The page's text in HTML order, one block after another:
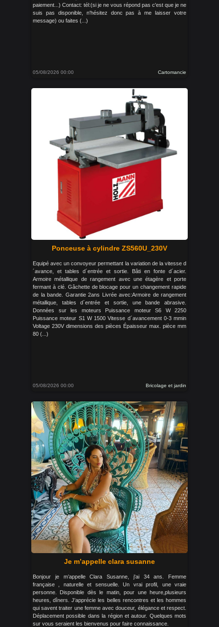
paiement...) Contact: tél:(si je ne vous répond pas c'est que je ne
suis pas disponible, n'hésitez donc pas à me laisser votre
message) ou faites (...)
05/08/2026 00:00 Cartomancie
Ponceuse à cylindre ZS560U_230V
Equipé avec un convoyeur permettant la variation de la vitesse d
´avance, et tables d´entrée et sortie. Bâti en fonte d´acier.
Armoire métallique de rangement avec une étagère et porte
fermant à clé. Gâchette de blocage pour un changement rapide
de la bande. Garantie 2ans Livrée avec:Armoire de rangement
métallique, tables d´entrée et sortie, une bande abrasive.
Données sur les moteurs Puissance moteur S6 W 2250
Puissance moteur S1 W 1500 Vitesse d´avancement 0-3 mmin
Voltage 230V dimensions des pièces Épaisseur max. pièce mm
80 (...)
05/08/2026 00:00 Bricolage et jardin
Je m’appelle clara susanne
Bonjour je m’appelle Clara Susanne, j'ai 34 ans. Femme
française , naturelle et sensuelle. Un vrai profil, une vraie
personne. Disponible dès le matin, pour une heure,plusieurs
heures, dîners. J'apprécie les belles rencontres et les hommes
qui savent traiter une femme avec douceur, élégance et respect.
Déplacement possible dans la région et autour. Quelques mots
sur vous seraient les bienvenus pour faire connaissance.